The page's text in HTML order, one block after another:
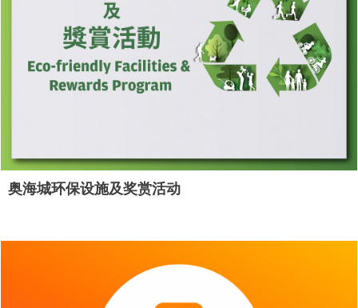
奥海城环保设施及奖赏活动